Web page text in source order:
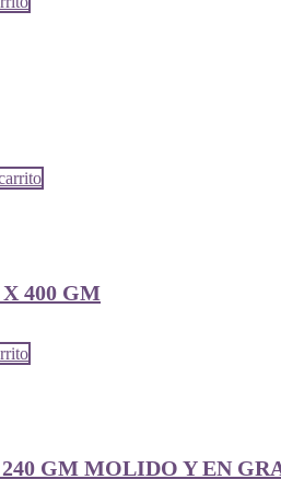
400 GM
GM MOLIDO Y EN